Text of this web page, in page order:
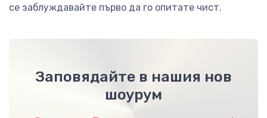
се заблуждавайте първо да го опитате чист.
Заповядайте в нашия нов
шоурум